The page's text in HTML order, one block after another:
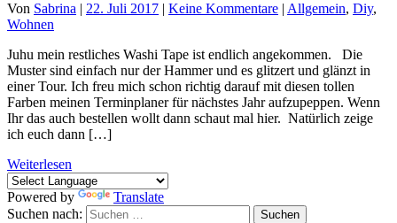
Von Sabrina | 22. Juli 2017 | Keine Kommentare | Allgemein, Diy,
Wohnen
Juhu mein restliches Washi Tape ist endlich angekommen. Die
Muster sind einfach nur der Hammer und es glitzert und glänzt in
einer Tour. Ich freu mich schon richtig darauf mit diesen tollen
Farben meinen Terminplaner für nächstes Jahr aufzupeppen. Wenn
Ihr das auch bestellen wollt dann schaut mal hier. Natürlich zeige
ich euch dann […]
Weiterlesen
Powered by
Translate
Suchen nach: